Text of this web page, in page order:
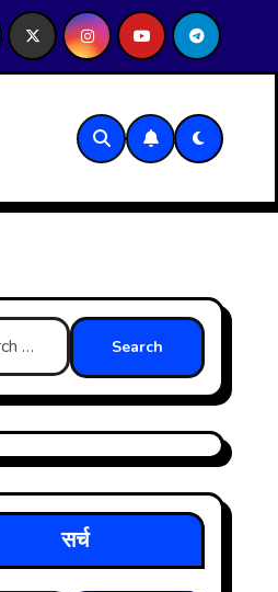
में सेबी के होल टाइम मेंबर केसाथ
सर्च